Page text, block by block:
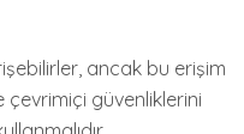
ancak bu erişim
çevrimiçi güvenliklerini